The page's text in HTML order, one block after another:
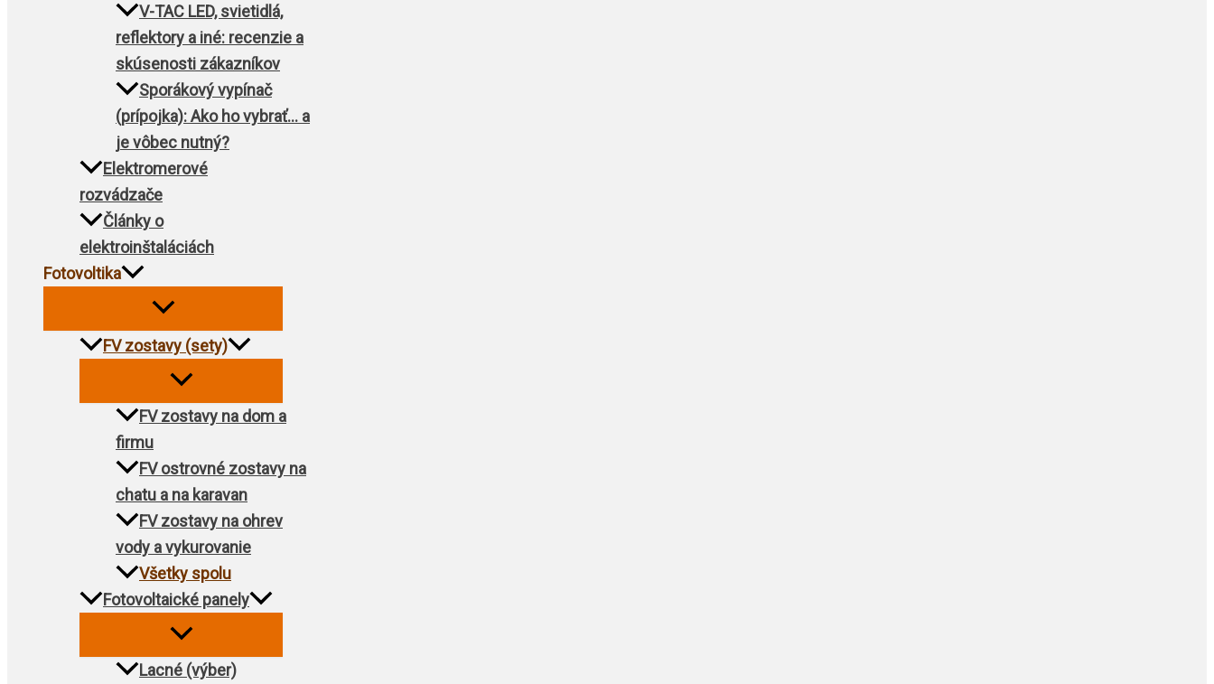
V-TAC LED, svietidlá,
reflektory a iné: recenzie a
skúsenosti zákazníkov
Sporákový vypínač
(prípojka): Ako ho vybrať… a
je vôbec nutný?
Elektromerové
rozvádzače
Články o
elektroinštaláciách
Fotovoltika
FV zostavy (sety)
FV zostavy na dom a
firmu
FV ostrovné zostavy na
chatu a na karavan
FV zostavy na ohrev
vody a vykurovanie
Všetky spolu
Fotovoltaické panely
Lacné (výber)